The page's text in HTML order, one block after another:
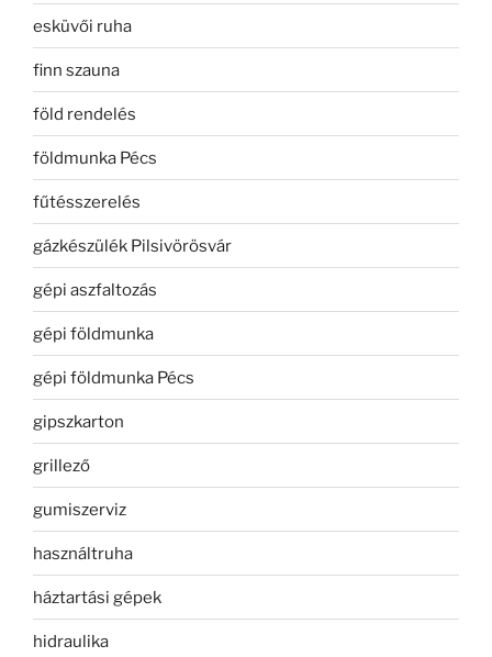
esküvői ruha
finn szauna
föld rendelés
földmunka Pécs
fűtésszerelés
gázkészülék Pilsivörösvár
gépi aszfaltozás
gépi földmunka
gépi földmunka Pécs
gipszkarton
grillező
gumiszerviz
használtruha
háztartási gépek
hidraulika